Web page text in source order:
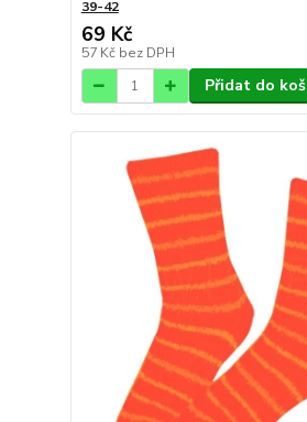
39-42
69 Kč
57 Kč bez DPH
Přidat do